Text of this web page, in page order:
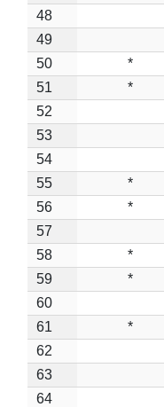
48
49
50
*
51
*
52
53
54
55
*
56
*
57
58
*
59
*
60
61
*
62
63
64